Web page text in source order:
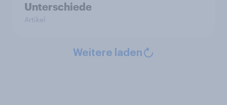
Unterschiede
Artikel
Weitere laden